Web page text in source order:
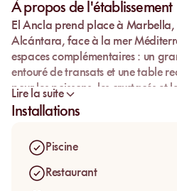
À propos de l'établissement
El Ancla prend place à Marbella,
Alcántara, face à la mer
espaces complémentaires : un
entouré de transats et une table
pour les poissons, les crustacés et
large.
une journée au soleil structurée
marine et d’un confort aquatique
posé : baignade dans le bassin,
Lire la suite
Installations
Piscine
Restaurant